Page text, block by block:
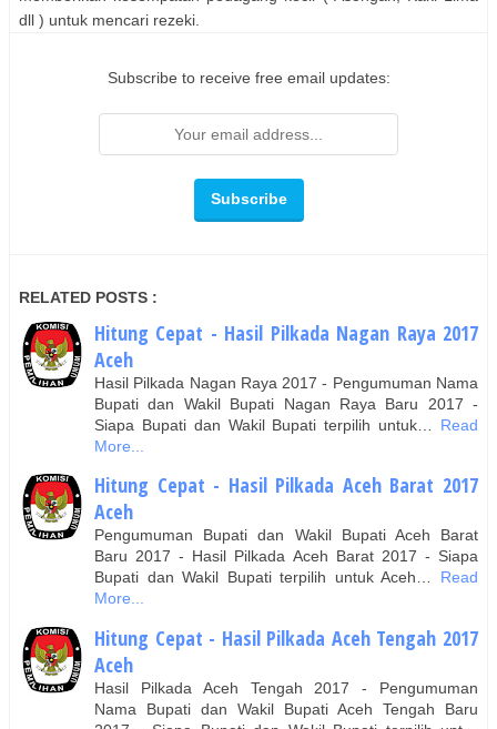
dll ) untuk mencari rezeki.
Subscribe to receive free email updates:
RELATED POSTS :
Hitung Cepat - Hasil Pilkada Nagan Raya 2017
Aceh
Hasil Pilkada Nagan Raya 2017 - Pengumuman Nama
Bupati dan Wakil Bupati Nagan Raya Baru 2017 -
Siapa Bupati dan Wakil Bupati terpilih untuk…
Read
More...
Hitung Cepat - Hasil Pilkada Aceh Barat 2017
Aceh
Pengumuman Bupati dan Wakil Bupati Aceh Barat
Baru 2017 - Hasil Pilkada Aceh Barat 2017 - Siapa
Bupati dan Wakil Bupati terpilih untuk Aceh…
Read
More...
Hitung Cepat - Hasil Pilkada Aceh Tengah 2017
Aceh
Hasil Pilkada Aceh Tengah 2017 - Pengumuman
Nama Bupati dan Wakil Bupati Aceh Tengah Baru